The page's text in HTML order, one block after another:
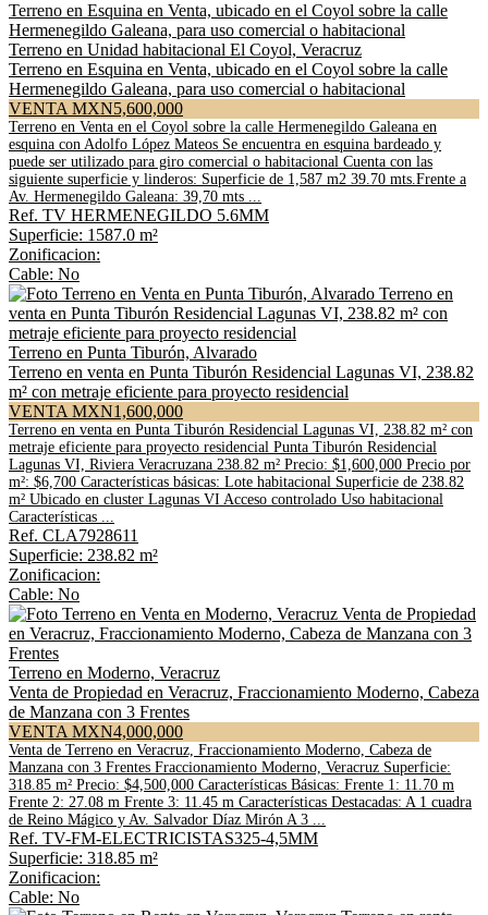
Terreno en Unidad habitacional El Coyol, Veracruz
Terreno en Esquina en Venta, ubicado en el Coyol sobre la calle
Hermenegildo Galeana, para uso comercial o habitacional
VENTA MXN5,600,000
Terreno en Venta en el Coyol sobre la calle Hermenegildo Galeana en
esquina con Adolfo López Mateos Se encuentra en esquina bardeado y
puede ser utilizado para giro comercial o habitacional Cuenta con las
siguiente superficie y linderos: Superficie de 1,587 m2 39.70 mts.Frente a
Av. Hermenegildo Galeana: 39,70 mts ...
Ref. TV HERMENEGILDO 5.6MM
Superficie: 1587.0 m²
Zonificacion:
Cable: No
Terreno en Punta Tiburón, Alvarado
Terreno en venta en Punta Tiburón Residencial Lagunas VI, 238.82
m² con metraje eficiente para proyecto residencial
VENTA MXN1,600,000
Terreno en venta en Punta Tiburón Residencial Lagunas VI, 238.82 m² con
metraje eficiente para proyecto residencial Punta Tiburón Residencial
Lagunas VI, Riviera Veracruzana 238.82 m² Precio: $1,600,000 Precio por
m²: $6,700 Características básicas: Lote habitacional Superficie de 238.82
m² Ubicado en cluster Lagunas VI Acceso controlado Uso habitacional
Características ...
Ref. CLA7928611
Superficie: 238.82 m²
Zonificacion:
Cable: No
Terreno en Moderno, Veracruz
Venta de Propiedad en Veracruz, Fraccionamiento Moderno, Cabeza
de Manzana con 3 Frentes
VENTA MXN4,000,000
Venta de Terreno en Veracruz, Fraccionamiento Moderno, Cabeza de
Manzana con 3 Frentes Fraccionamiento Moderno, Veracruz Superficie:
318.85 m² Precio: $4,500,000 Características Básicas: Frente 1: 11.70 m
Frente 2: 27.08 m Frente 3: 11.45 m Características Destacadas: A 1 cuadra
de Reino Mágico y Av. Salvador Díaz Mirón A 3 ...
Ref. TV-FM-ELECTRICISTAS325-4,5MM
Superficie: 318.85 m²
Zonificacion:
Cable: No